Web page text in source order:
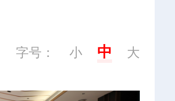
字号： 小 中 大